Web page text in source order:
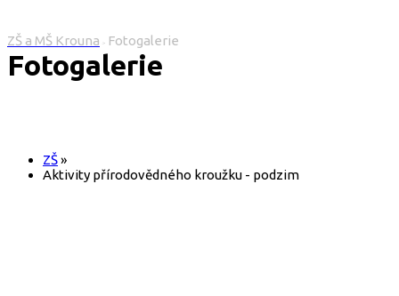
ZŠ a MŠ Krouna > Fotogalerie
Fotogalerie
ZŠ»
Aktivity přírodovědného kroužku - podzim